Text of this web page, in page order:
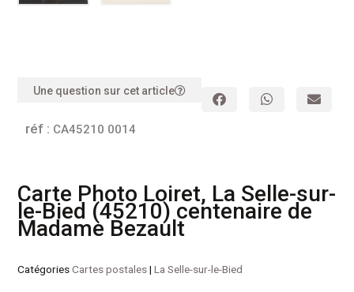
Une question sur cet article
réf : CA45210 0014
Carte Photo Loiret, La Selle-sur-
le-Bied (45210) centenaire de
Madame Bezault
CatégoriesCartes postales|La Selle-sur-le-Bied